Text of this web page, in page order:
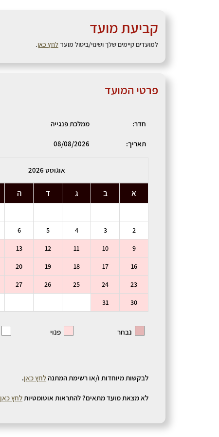
קביעת מועד
למועדים קיימים שלך ושינוי/ביטול מועדלחץ כאן.
פרטי המועד
חדר: ממלכת פנגייה
תאריך: 08/08/2026
אוגוסט 2026
א ב ג ד ה
2
3
4
5
6
9
10
11
12
13
16
17
18
19
20
23
24
25
26
27
30
31
נבחר פנוי
לבקשות מיוחדות ו/או רשימת המתנהלחץ כאן.
לא מצאת מועד מתאים? להתראות אוטומטיותלחץ כאן